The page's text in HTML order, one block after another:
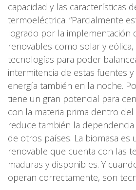
capacidad y las características
termoeléctrica. “Parcialmente
logrado por la implementación
renovables como solar y
tecnologías para poder
intermitencia de estas fuentes y
energía también en la noche.
tiene un gran potencial para
con la materia prima dentro del
reduce también la
de otros países. La biomasa es
renovable que cuenta con las
maduras y disponibles. Y
operan correctamente, son